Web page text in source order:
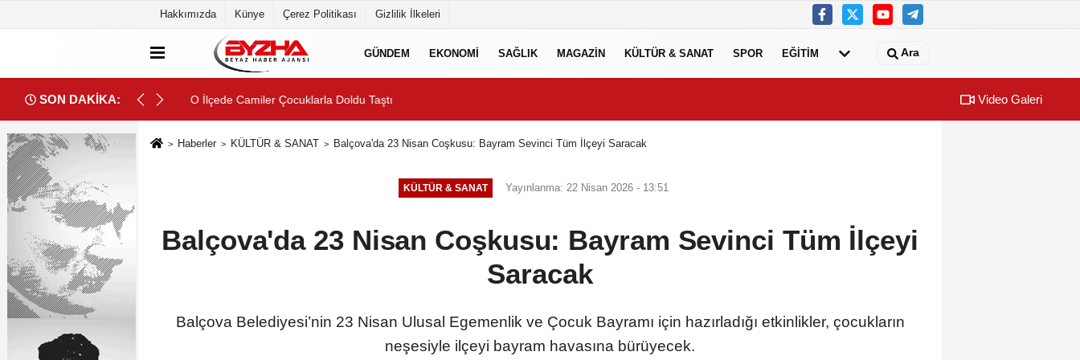
Hakkımızda Künye Çerez Politikası Gizlilik İlkeleri
GÜNDEM EKONOMİ SAĞLIK MAGAZİN KÜLTÜR & SANAT SPOR EĞİTİM Ara
SON DAKİKA: O İlçede Camiler Çocuklarla Doldu Taştı Uygulamalar
Video Galeri
Haberler KÜLTÜR & SANAT Balçova'da 23 Nisan Coşkusu: Bayram Sevinci Tüm İlçeyi Saracak
KÜLTÜR & SANAT Yayınlanma: 22 Nisan 2026 - 13:51
Balçova'da 23 Nisan Coşkusu: Bayram Sevinci Tüm İlçeyi
Saracak
Balçova Belediyesi’nin 23 Nisan Ulusal Egemenlik ve Çocuk Bayramı için hazırladığı etkinlikler, çocukların
neşesiyle ilçeyi bayram havasına bürüyecek.